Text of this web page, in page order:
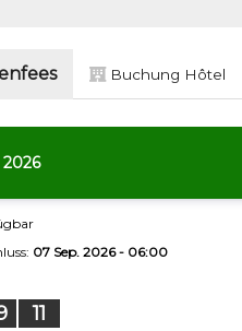
Buchung Hôtel
07 Sep. 2026 - 06:00
10